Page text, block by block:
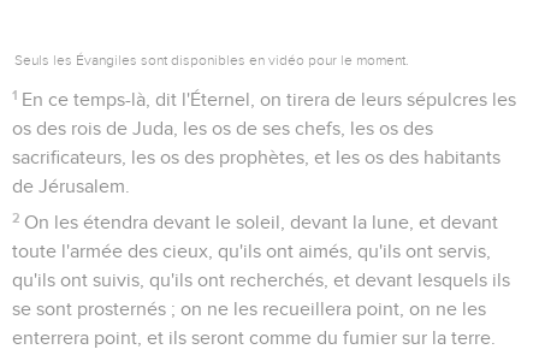
Seuls les Évangiles sont disponibles en vidéo pour le moment.
1 En ce temps-là, dit l'Éternel, on tirera de leurs sépulcres les
os des rois de Juda, les os de ses chefs, les os des
sacrificateurs, les os des prophètes, et les os des habitants
de Jérusalem.
2 On les étendra devant le soleil, devant la lune, et devant
toute l'armée des cieux, qu'ils ont aimés, qu'ils ont servis,
qu'ils ont suivis, qu'ils ont recherchés, et devant lesquels ils
se sont prosternés ; on ne les recueillera point, on ne les
enterrera point, et ils seront comme du fumier sur la terre.